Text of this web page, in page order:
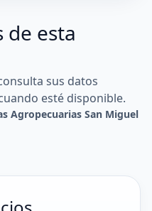
de esta
sus datos
esté disponible.
Agropecuarias San Miguel